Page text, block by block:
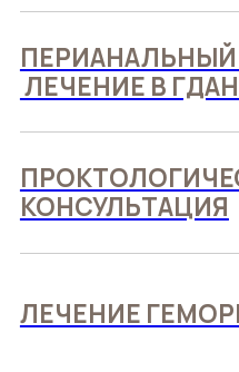
ПЕРИАНАЛЬНЫЙ
ЛЕЧЕНИЕ В
КОНСУЛЬТАЦИЯ
ЛЕЧЕНИЕ